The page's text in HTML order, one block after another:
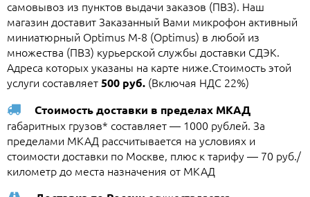
самовывоз из пунктов выдачи заказов (ПВЗ). Наш
магазин доставит Заказанный Вами микрофон активный
миниатюрный Optimus M-8 (Optimus) в любой из
множества (ПВЗ) курьерской службы доставки СДЭК.
Адреса которых указаны на карте ниже.Стоимость этой
услуги составляет500 руб. (Включая НДС 22%)
Стоимость доставки в пределах МКАД
габаритных грузов* составляет — 1000 рублей. За
пределами МКАД рассчитывается на условиях и
стоимости доставки по Москве, плюс к тарифу — 70 руб./
километр до места назначения от МКАД